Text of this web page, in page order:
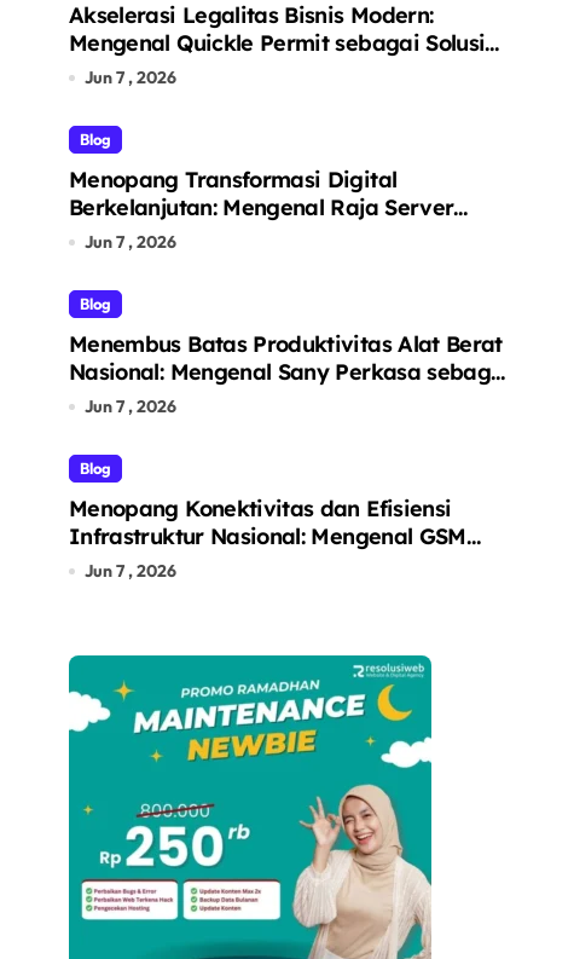
Akselerasi Legalitas Bisnis Modern:
Mengenal Quickle Permit sebagai Solusi
Satu Atap Jasa Pendirian PT dan Virtual
Jun 7 , 2026
Blog
Menopang Transformasi Digital
Berkelanjutan: Mengenal Raja Server
sebagai Penyedia Solusi Infrastruktur TI
Jun 7 , 2026
Blog
Menembus Batas Produktivitas Alat Berat
Nasional: Mengenal Sany Perkasa sebagai
Pelopor Solusi Ekskavator Tangguh melalui
Jun 7 , 2026
Blog
Menopang Konektivitas dan Efisiensi
Infrastruktur Nasional: Mengenal GSM
Logistic sebagai Solusi Logistik dan Alat
Jun 7 , 2026